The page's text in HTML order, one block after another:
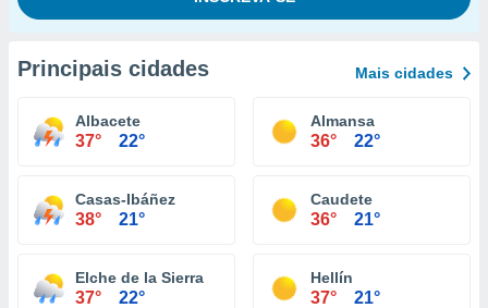
Principais cidades Mais cidades
Albacete
37° 22°
Almansa
36° 22°
Casas-Ibáñez
38° 21°
Caudete
36° 21°
Elche de la Sierra
37° 22°
Hellín
37° 21°